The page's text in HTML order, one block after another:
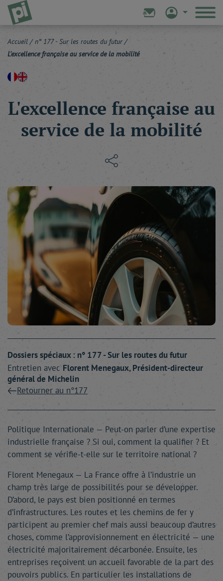
Accueil / n° 177 - Sur les routes du futur /
L'excellence française au service de la mobilité
L'excellence française au
service de la mobilité
Dossiers spéciaux : n° 177 - Sur les routes du futur
Entretien avec Florent Menegaux, Président-directeur
général de Michelin
Retourner au n°177
Politique Internationale — Peut-on parler d’une expertise
industrielle française ? Si oui, comment la qualifier ? Et
comment se vérifie-t-elle sur le territoire national ?
Florent Menegaux — La France offre à l’industrie un
champ très large de possibilités pour se développer.
D’abord, le pays est bien positionné en termes
d’infrastructures. Les routes et les chemins de fer y
participent au premier chef mais aussi beaucoup d’autres
choses, comme l’approvisionnement en électricité — une
électricité majoritairement décarbonée. Ensuite, les
entreprises reçoivent un accueil favorable de la part des
pouvoirs publics. En particulier les installations de